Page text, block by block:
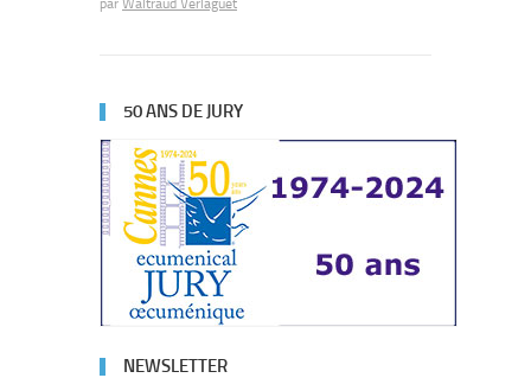
par Waltraud Verlaguet
50 ANS DE JURY
NEWSLETTER